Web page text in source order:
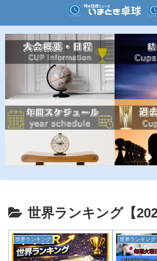
世界ランキング【
世界ランキング 世界ランキング